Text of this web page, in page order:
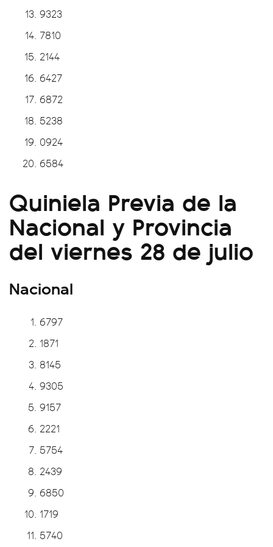
9323
7810
2144
6427
6872
5238
0924
6584
Quiniela Previa de la
Nacional y Provincia
del viernes 28 de julio
Nacional
6797
1871
8145
9305
9157
2221
5754
2439
6850
1719
5740